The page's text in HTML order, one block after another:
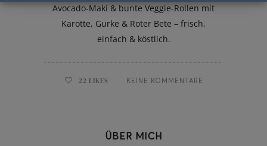
Avocado-Maki & bunte Veggie-Rollen mit
Karotte, Gurke & Roter Bete – frisch,
einfach & köstlich.
22 LIKES KEINE KOMMENTARE
ÜBER MICH